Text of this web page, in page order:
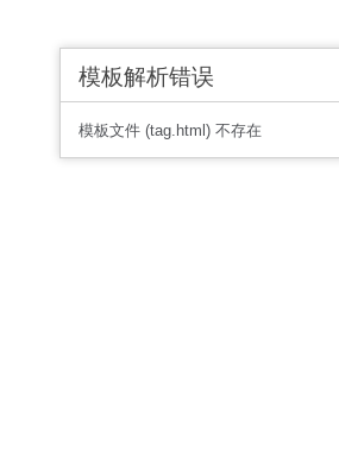
模板解析错误
模板文件 (tag.html) 不存在